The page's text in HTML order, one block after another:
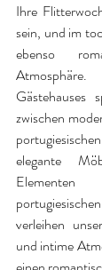
Ihre
sein, und im
ebenso
Gästehauses
zwischen
elegante
verleihen
und intime